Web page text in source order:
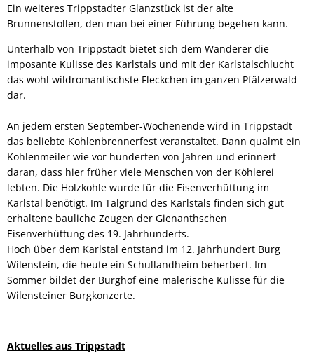
Ein weiteres Trippstadter Glanzstück ist der alte
Brunnenstollen, den man bei einer Führung begehen kann.
Unterhalb von Trippstadt bietet sich dem Wanderer die
imposante Kulisse des Karlstals und mit der Karlstalschlucht
das wohl wildromantischste Fleckchen im ganzen Pfälzerwald
dar.
An jedem ersten September-Wochenende wird in Trippstadt
das beliebte Kohlenbrennerfest veranstaltet. Dann qualmt ein
Kohlenmeiler wie vor hunderten von Jahren und erinnert
daran, dass hier früher viele Menschen von der Köhlerei
lebten. Die Holzkohle wurde für die Eisenverhüttung im
Karlstal benötigt. Im Talgrund des Karlstals finden sich gut
erhaltene bauliche Zeugen der Gienanthschen
Eisenverhüttung des 19. Jahrhunderts.
Hoch über dem Karlstal entstand im 12. Jahrhundert Burg
Wilenstein, die heute ein Schullandheim beherbert. Im
Sommer bildet der Burghof eine malerische Kulisse für die
Wilensteiner Burgkonzerte.
Aktuelles aus Trippstadt